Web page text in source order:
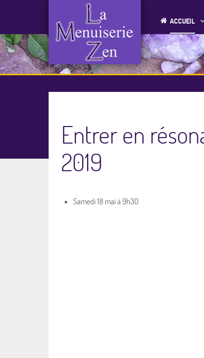
ACCUEIL
Entrer en
2019
Samedi 18 mai à 9h30